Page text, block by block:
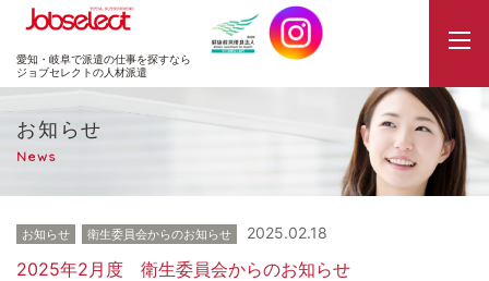
JobSelect
愛知・岐阜で派遣の仕事を探すなら
ジョブセレクトの人材派遣
お知らせ
News
お知らせ 衛生委員会からのお知らせ 2025.02.18
2025年2月度 衛生委員会からのお知らせ